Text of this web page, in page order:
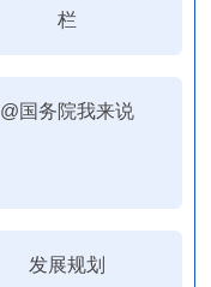
栏
@国务院我来说
发展规划